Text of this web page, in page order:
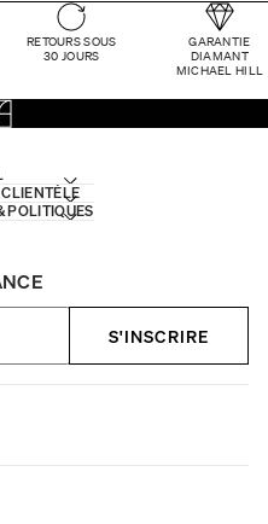
RETOURS SOUS
30 JOURS
GARANTIE
DIAMANT
MICHAEL HILL
POLITIQUES
S'INSCRIRE